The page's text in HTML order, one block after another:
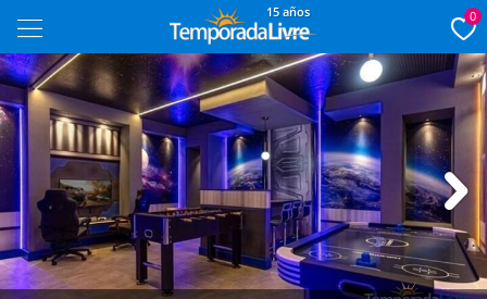
15 años 0
Next